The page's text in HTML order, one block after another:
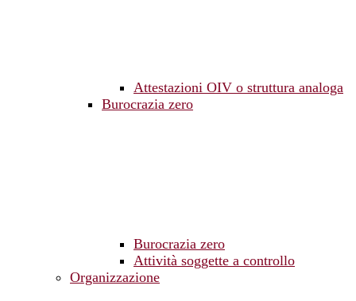
Attestazioni OIV o struttura analoga
Burocrazia zero
Burocrazia zero
Attività soggette a controllo
Organizzazione